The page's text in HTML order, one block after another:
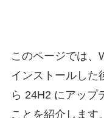
このページでは、
インストールした
ら 24H2 にアップ
ことを紹介します。